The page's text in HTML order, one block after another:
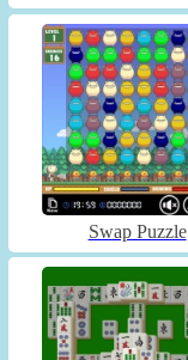
Swap Puzzle